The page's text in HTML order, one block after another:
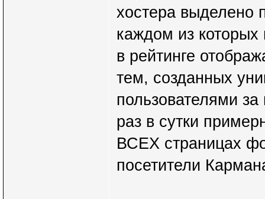
хостера выделено
каждом из
в рейтинге
тем, созданных
пользователями
раз в сутки
ВСЕХ страницах
посетители